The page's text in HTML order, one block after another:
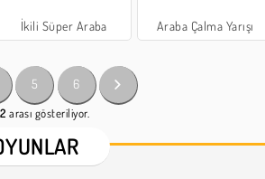
İkili Süper Araba Araba Çalma Yarışı
5 6
arası gösteriliyor.